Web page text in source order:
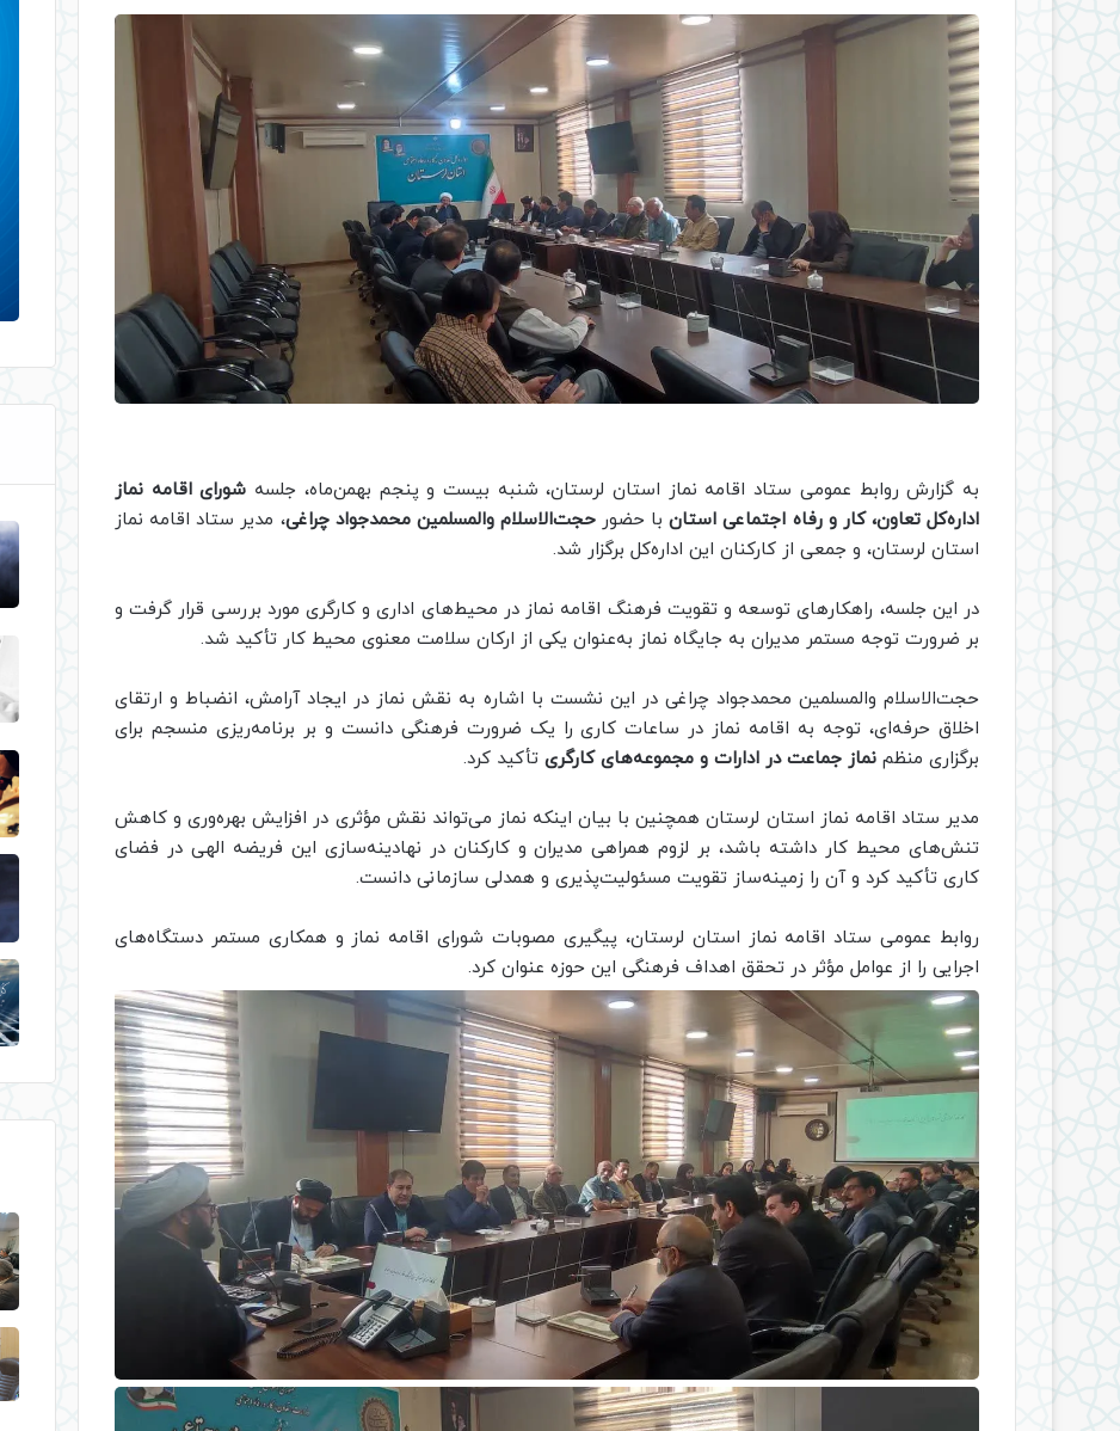
به گزارش روابط عمومی ستاد اقامه نماز استان لرستان، شنبه بیست و پنجم بهمن‌ماه، جلسه شورای اقامه نماز
اداره‌کل تعاون، کار و رفاه اجتماعی استانبا حضورحجت‌الاسلام والمسلمین محمدجواد چراغی، مدیر ستاد اقامه نماز
استان لرستان، و جمعی از کارکنان این اداره‌کل برگزار شد.
در این جلسه، راهکارهای توسعه و تقویت فرهنگ اقامه نماز در محیط‌های اداری و کارگری مورد بررسی قرار گرفت و
بر ضرورت توجه مستمر مدیران به جایگاه نماز به‌عنوان یکی از ارکان سلامت معنوی محیط کار تأکید شد.
حجت‌الاسلام والمسلمین محمدجواد چراغی در این نشست با اشاره به نقش نماز در ایجاد آرامش، انضباط و ارتقای
اخلاق حرفه‌ای، توجه به اقامه نماز در ساعات کاری را یک ضرورت فرهنگی دانست و بر برنامه‌ریزی منسجم برای
برگزاری منظم نماز جماعت در ادارات و مجموعه‌های کارگری تأکید کرد.
مدیر ستاد اقامه نماز استان لرستان همچنین با بیان اینکه نماز می‌تواند نقش مؤثری در افزایش بهره‌وری و کاهش
تنش‌های محیط کار داشته باشد، بر لزوم همراهی مدیران و کارکنان در نهادینه‌سازی این فریضه الهی در فضای
کاری تأکید کرد و آن را زمینه‌ساز تقویت مسئولیت‌پذیری و همدلی سازمانی دانست.
روابط عمومی ستاد اقامه نماز استان لرستان، پیگیری مصوبات شورای اقامه نماز و همکاری مستمر دستگاه‌های
اجرایی را از عوامل مؤثر در تحقق اهداف فرهنگی این حوزه عنوان کرد.